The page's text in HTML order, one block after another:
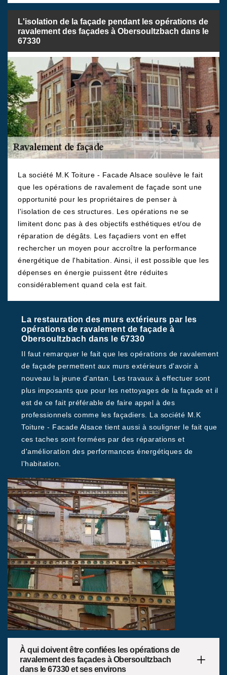
L'isolation de la façade pendant les opérations de
ravalement des façades à Obersoultzbach dans le
67330
La société M.K Toiture - Facade Alsace soulève le fait
que les opérations de ravalement de façade sont une
opportunité pour les propriétaires de penser à
l'isolation de ces structures. Les opérations ne se
limitent donc pas à des objectifs esthétiques et/ou de
réparation de dégâts. Les façadiers vont en effet
rechercher un moyen pour accroître la performance
énergétique de l'habitation. Ainsi, il est possible que les
dépenses en énergie puissent être réduites
considérablement quand cela est fait.
La restauration des murs extérieurs par les
opérations de ravalement de façade à
Obersoultzbach dans le 67330
Il faut remarquer le fait que les opérations de ravalement
de façade permettent aux murs extérieurs d'avoir à
nouveau la jeune d'antan. Les travaux à effectuer sont
plus imposants que pour les nettoyages de la façade et il
est de ce fait préférable de faire appel à des
professionnels comme les façadiers. La société M.K
Toiture - Facade Alsace tient aussi à souligner le fait que
ces taches sont formées par des réparations et
d'amélioration des performances énergétiques de
l'habitation.
À qui doivent être confiées les opérations de
ravalement des façades à Obersoultzbach
dans le 67330 et ses environs